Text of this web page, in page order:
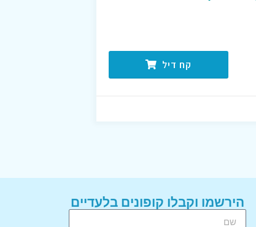
קח דיל
הירשמו וקבלו קופונים בלעדיים